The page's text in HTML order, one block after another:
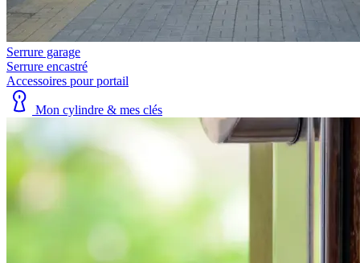
Serrure garage
Serrure encastré
Accessoires pour portail
Mon cylindre & mes clés